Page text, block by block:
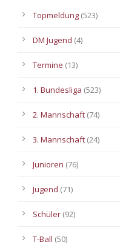
Topmeldung (523)
DM Jugend (4)
Termine (13)
1. Bundesliga (523)
2. Mannschaft (74)
3. Mannschaft (24)
Junioren (76)
Jugend (71)
Schüler (92)
T-Ball (50)